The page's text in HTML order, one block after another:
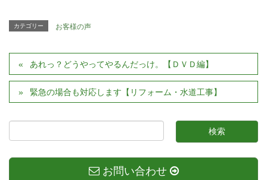
カテゴリー お客様の声
あれっ？どうやってやるんだっけ。【ＤＶＤ編】
緊急の場合も対応します【リフォーム・水道工事】
お問い合わせ